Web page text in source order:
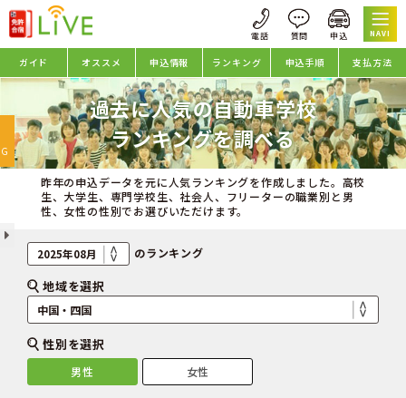
NAVI
ガイド オススメ 申込情報 ランキング 申込手順 支払方法
過去に人気の自動車学校
ランキングを調べる
昨年の申込データを元に人気ランキングを作成しました。高校
生、大学生、専門学校生、社会人、フリーターの職業別と男
性、女性の性別でお選びいただけます。
のランキング
地域を選択
性別を選択
男性 女性